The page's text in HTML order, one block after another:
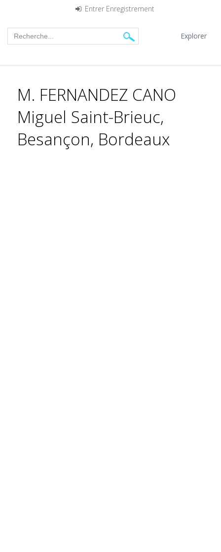
Entrer Enregistrement
Explorer
M. FERNANDEZ CANO
Miguel Saint-Brieuc,
Besançon, Bordeaux